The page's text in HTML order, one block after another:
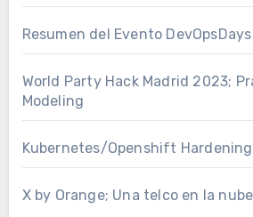
Resumen del Evento
World Party Hack Madrid 2023;
Modeling
Kubernetes/Openshift Hardening
X by Orange; Una telco en la nube